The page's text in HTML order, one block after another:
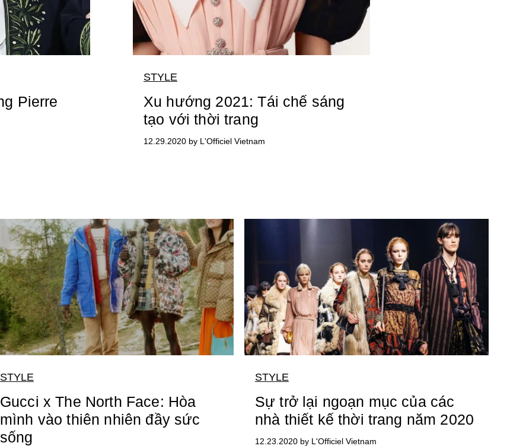
Pierre
STYLE
Xu hướng 2021: Tái chế sáng
tạo với thời trang
12.29.2020 by L'Officiel Vietnam
STYLE
Gucci x The North Face: Hòa
mình vào thiên nhiên đầy sức
sống
STYLE
Sự trở lại ngoạn mục của các
nhà thiết kế thời trang năm 2020
12.23.2020 by L'Officiel Vietnam